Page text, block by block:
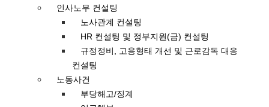
인사노무 컨설팅
노사관계 컨설팅
HR 컨설팅 및 정부지원(금) 컨설팅
규정정비, 고용형태 개선 및 근로감독 대응
컨설팅
노동사건
부당해고/징계